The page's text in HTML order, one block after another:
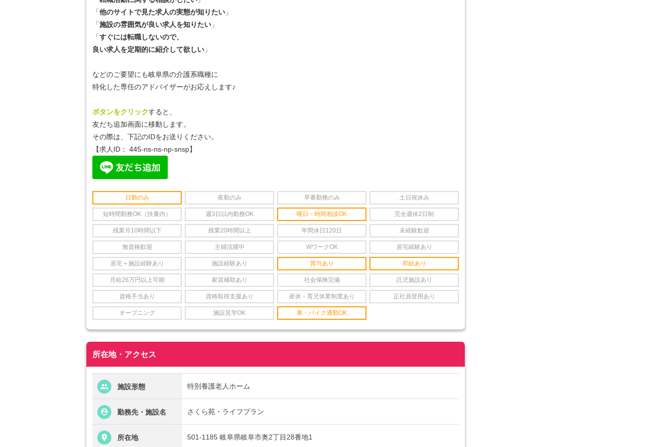
「他のサイトで見た求人の実態が知りたい 」
「施設の雰囲気が良い求人を知りたい 」
「すぐには転職しないので、
良い求人を定期的に紹介して欲しい 」
などのご要望にも岐阜県の介護系職種に
特化した専任のアドバイザーがお応えします♪
ボタンをクリックすると、
友だち追加画面に移動します。
その際は、下記のIDをお送りください。
【求人ID： 445-ns-ns-np-snsp】
日勤のみ 夜勤のみ 早番勤務のみ 土日祝休み
短時間勤務OK（扶養内） 週3日以内勤務OK 曜日・時間相談OK 完全週休2日制
残業月10時間以下 残業20時間以上 年間休日120日 未経験歓迎
無資格歓迎 主婦活躍中 WワークOK 居宅経験あり
居宅＋施設経験あり 施設経験あり 賞与あり 昇給あり
月給26万円以上可能 家賃補助あり 社会保険完備 託児施設あり
資格手当あり 資格取得支援あり 産休・育児休業制度あり 正社員登用あり
オープニング 施設見学OK 車・バイク通勤OK
所在地・アクセス
施設形態 特別養護老人ホーム
勤務先・施設名 さくら苑・ライフプラン
所在地 501-1185 岐阜県岐阜市奥2丁目28番地1